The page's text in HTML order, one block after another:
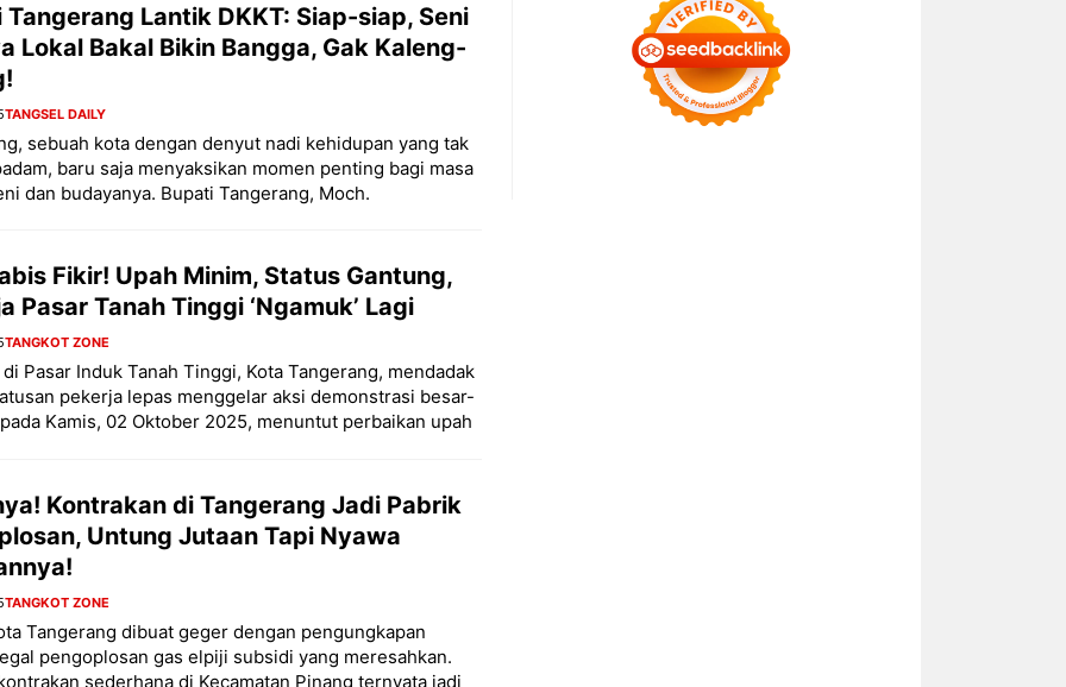
Tangerang Lantik DKKT: Siap-siap, Seni
Lokal Bakal Bikin Bangga, Gak Kaleng-
TANGSEL DAILY
sebuah kota dengan denyut nadi kehidupan yang tak
baru saja menyaksikan momen penting bagi masa
dan budayanya. Bupati Tangerang, Moch.
Fikir! Upah Minim, Status Gantung,
Pasar Tanah Tinggi ‘Ngamuk’ Lagi
TANGKOT ZONE
di Pasar Induk Tanah Tinggi, Kota Tangerang, mendadak
pekerja lepas menggelar aksi demonstrasi besar-
Kamis, 02 Oktober 2025, menuntut perbaikan upah
Kontrakan di Tangerang Jadi Pabrik
Untung Jutaan Tapi Nyawa
TANGKOT ZONE
Tangerang dibuat geger dengan pengungkapan
pengoplosan gas elpiji subsidi yang meresahkan.
sederhana di Kecamatan Pinang ternyata jadi